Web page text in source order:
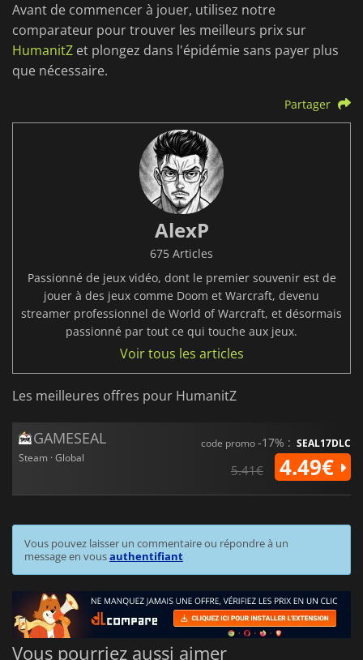
Avant de commencer à jouer, utilisez notre
comparateur pour trouver les meilleurs prix sur
HumanitZ et plongez dans l'épidémie sans payer plus
que nécessaire.
Partager
AlexP
675 Articles
Passionné de jeux vidéo, dont le premier souvenir est de
jouer à des jeux comme Doom et Warcraft, devenu
streamer professionnel de World of Warcraft, et désormais
passionné par tout ce qui touche aux jeux.
Voir tous les articles
Les meilleures offres pour HumanitZ
GAMESEAL
Steam · Global
code promo-17% : SEAL17DLC
5.41€ 4.49€
Vous pouvez laisser un commentaire ou répondre à un
message en vousauthentifiant
Vous pourriez aussi aimer